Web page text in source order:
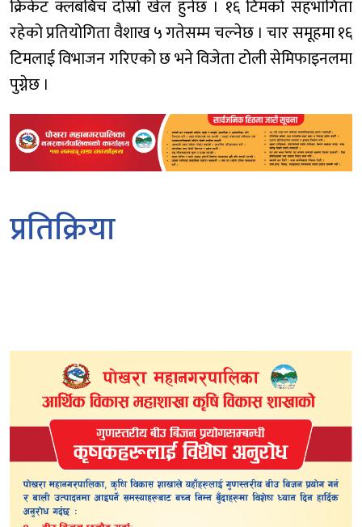
क्रिकेट क्लबबिच दोस्रो खेल हुनेछ । १६ टिमको सहभागिता
रहेको प्रतियोगिता वैशाख ५ गतेसम्म चल्नेछ । चार समूहमा १६
टिमलाई विभाजन गरिएको छ भने विजेता टोली सेमिफाइनलमा
पुग्नेछ ।
प्रतिक्रिया